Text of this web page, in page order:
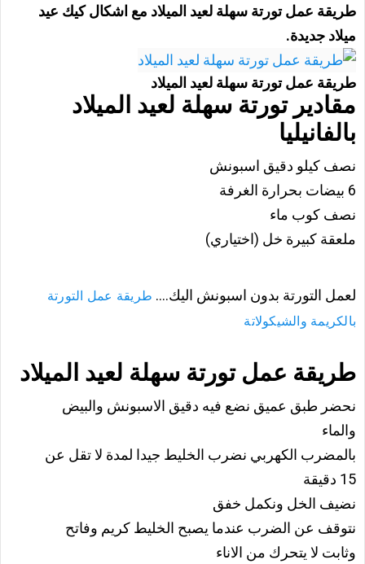
طريقة عمل تورتة سهلة لعيد الميلاد مع اشكال كيك عيد
ميلاد جديدة.
طريقة عمل تورتة سهلة لعيد الميلاد
مقادير تورتة سهلة لعيد الميلاد
بالفانيليا
نصف كيلو دقيق اسبونش
6 بيضات بحرارة الغرفة
نصف كوب ماء
ملعقة كبيرة خل (اختياري)
لعمل التورتة بدون اسبونش اليك.... طريقة عمل التورتة
بالكريمة والشيكولاتة
طريقة عمل تورتة سهلة لعيد الميلاد
نحضر طبق عميق نضع فيه دقيق الاسبونش والبيض
والماء
بالمضرب الكهربي نضرب الخليط جيدا لمدة لا تقل عن
15 دقيقة
نضيف الخل ونكمل خفق
نتوقف عن الضرب عندما يصبح الخليط كريم وفاتح
وثابت لا يتحرك من الاناء